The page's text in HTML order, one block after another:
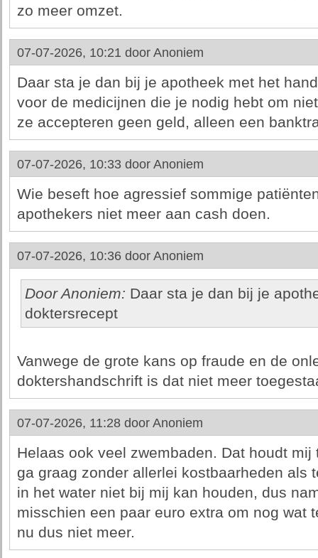
zo meer omzet.
07-07-2026, 10:21 door Anoniem
Daar sta je dan bij je apotheek met het
voor de medicijnen die je nodig hebt om
ze accepteren geen geld, alleen een
07-07-2026, 10:33 door Anoniem
Wie beseft hoe agressief sommige
apothekers niet meer aan cash doen.
07-07-2026, 10:36 door Anoniem
Door Anoniem: Daar sta je dan bij je
doktersrecept
Vanwege de grote kans op fraude en de
doktershandschrift is dat niet meer
07-07-2026, 11:28 door Anoniem
Helaas ook veel zwembaden. Dat houdt
ga graag zonder allerlei kostbaarheden als
in het water niet bij mij kan houden, dus
misschien een paar euro extra om nog wat
nu dus niet meer.